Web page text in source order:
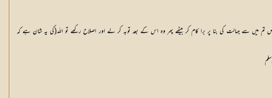
میں سے جہالت کی بنا پر برا کام کر بیٹھے پھر وہ اس کے بعد توبہ کر لے اور اصلاح رکھے تو اللہ(کی یہ شان ہے کہ